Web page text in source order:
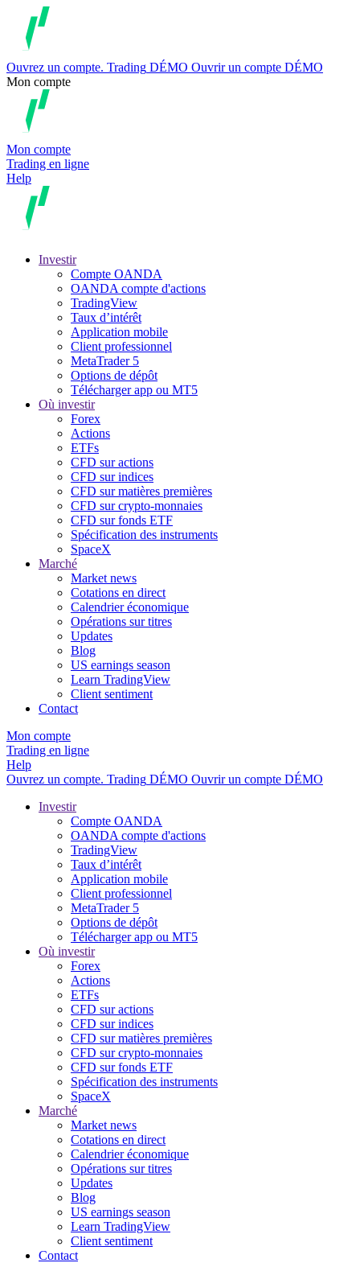
Ouvrez un compte. Trading DÉMO Ouvrir un compte DÉMO
Mon compte
Mon compte
Trading en ligne
Help
Investir
Compte OANDA
OANDA compte d'actions
TradingView
Taux d’intérêt
Application mobile
Client professionnel
MetaTrader 5
Options de dépôt
Télécharger app ou MT5
Où investir
Forex
Actions
ETFs
CFD sur actions
CFD sur indices
CFD sur matières premières
CFD sur crypto-monnaies
CFD sur fonds ETF
Spécification des instruments
SpaceX
Marché
Market news
Cotations en direct
Calendrier économique
Opérations sur titres
Updates
Blog
US earnings season
Learn TradingView
Client sentiment
Contact
Mon compte
Trading en ligne
Help
Ouvrez un compte. Trading DÉMO Ouvrir un compte DÉMO
Investir
Compte OANDA
OANDA compte d'actions
TradingView
Taux d’intérêt
Application mobile
Client professionnel
MetaTrader 5
Options de dépôt
Télécharger app ou MT5
Où investir
Forex
Actions
ETFs
CFD sur actions
CFD sur indices
CFD sur matières premières
CFD sur crypto-monnaies
CFD sur fonds ETF
Spécification des instruments
SpaceX
Marché
Market news
Cotations en direct
Calendrier économique
Opérations sur titres
Updates
Blog
US earnings season
Learn TradingView
Client sentiment
Contact